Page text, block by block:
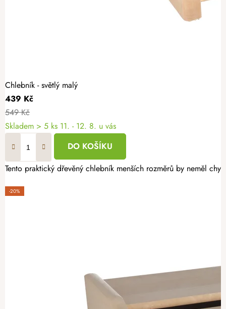
Chlebník - světlý malý
439 Kč
549 Kč
Skladem > 5 ks 11. - 12. 8. u vás
DO KOŠÍKU
Tento praktický dřevěný chlebník menších rozměrů by neměl
-20%